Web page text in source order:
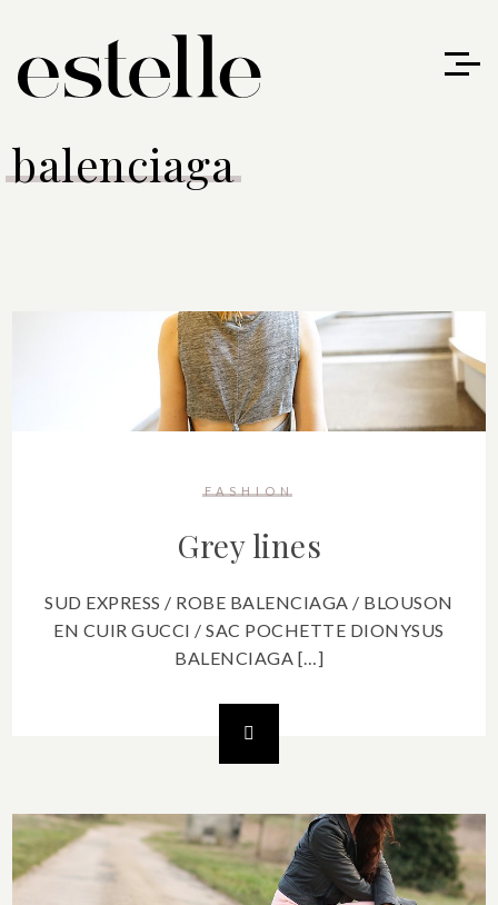
balenciaga
FASHION
Grey lines
SUD EXPRESS / ROBE BALENCIAGA / BLOUSON
EN CUIR GUCCI / SAC POCHETTE DIONYSUS
BALENCIAGA […]